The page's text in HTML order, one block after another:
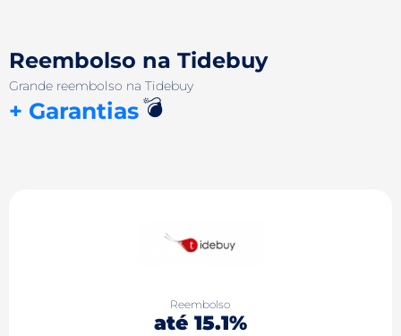
Reembolso na Tidebuy
Grande reembolso na Tidebuy
+ Garantias💣
Reembolso
até 15.1%